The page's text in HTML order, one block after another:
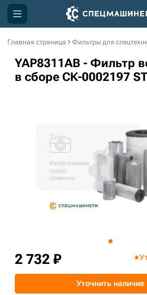
Главная страница Фильтры для
YAP8311AB - Фильтр
в сборе СК-0002197
2 732 ₽
Уточнить наличие
Компания
Акции
3D тур по производству
3D тур по складам
sksale@skdst.ru